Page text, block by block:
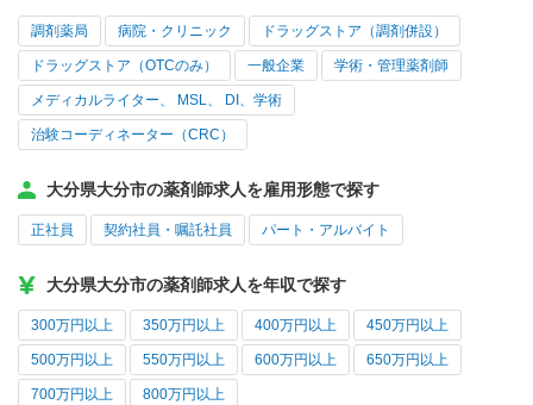
調剤薬局 病院・クリニック ドラッグストア（調剤併設）
ドラッグストア（OTCのみ） 一般企業 学術・管理薬剤師
メディカルライター、 MSL、 DI、学術
治験コーディネーター（CRC）
大分県大分市の薬剤師求人を雇用形態で探す
正社員 契約社員・嘱託社員 パート・アルバイト
大分県大分市の薬剤師求人を年収で探す
300万円以上 350万円以上 400万円以上 450万円以上
500万円以上 550万円以上 600万円以上 650万円以上
700万円以上 800万円以上